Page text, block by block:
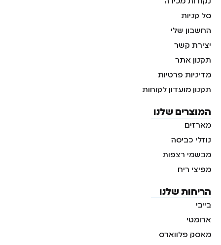
סל קניות
החשבון שלי
יצירת קשר
תקנון אתר
מדיניות פרטיות
תקנון מועדון לקוחות
המוצרים שלנו
מארזים
נוזלי כביסה
מבשמי רצפות
מפיצי ריח
הריחות שלנו
בייבי
ארומטי
מאסק פלווארס